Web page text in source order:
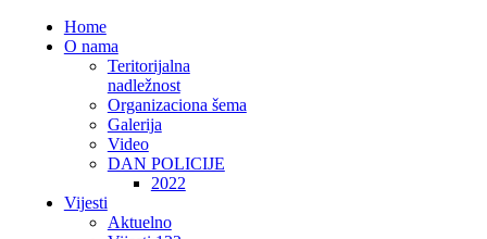
Home
O nama
Teritorijalna
nadležnost
Organizaciona šema
Galerija
Video
DAN POLICIJE
2022
Vijesti
Aktuelno